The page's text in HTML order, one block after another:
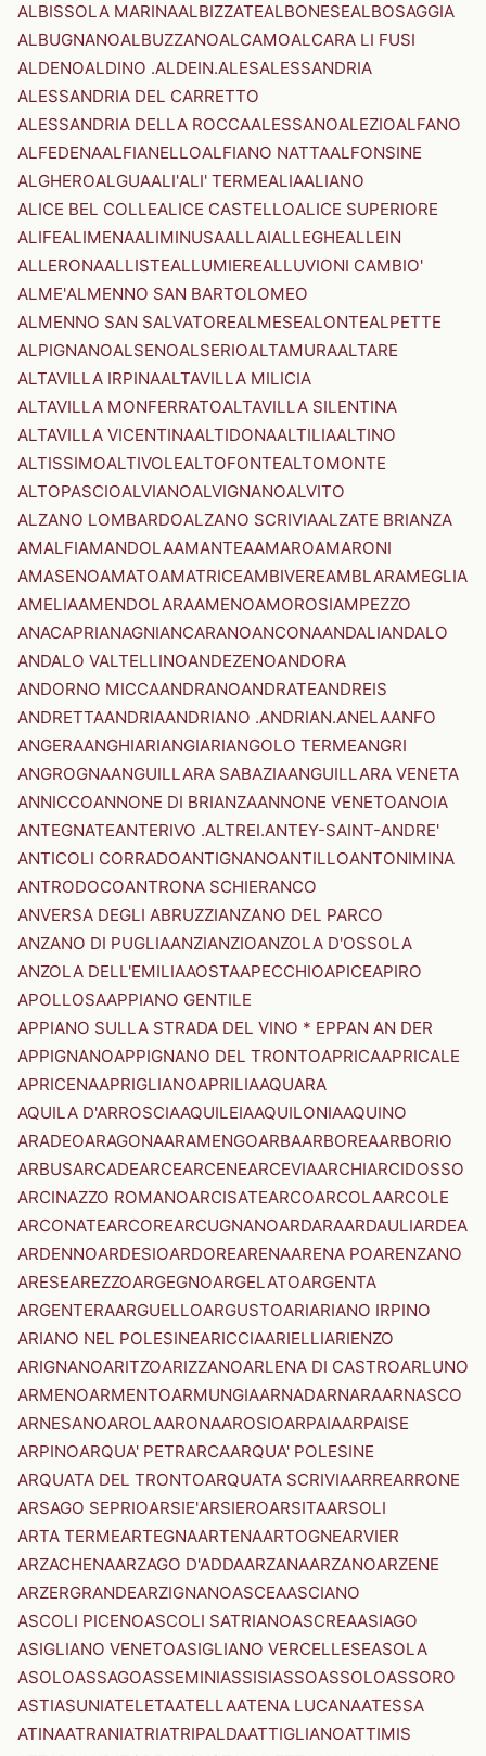
ALBISSOLA MARINAALBIZZATEALBONESEALBOSAGGIA
ALBUGNANOALBUZZANOALCAMOALCARA LI FUSI
ALDENOALDINO .ALDEIN.ALESALESSANDRIA
ALESSANDRIA DEL CARRETTO
ALESSANDRIA DELLA ROCCAALESSANOALEZIOALFANO
ALFEDENAALFIANELLOALFIANO NATTAALFONSINE
ALGHEROALGUAALI'ALI' TERMEALIAALIANO
ALICE BEL COLLEALICE CASTELLOALICE SUPERIORE
ALIFEALIMENAALIMINUSAALLAIALLEGHEALLEIN
ALLERONAALLISTEALLUMIEREALLUVIONI CAMBIO'
ALME'ALMENNO SAN BARTOLOMEO
ALMENNO SAN SALVATOREALMESEALONTEALPETTE
ALPIGNANOALSENOALSERIOALTAMURAALTARE
ALTAVILLA IRPINAALTAVILLA MILICIA
ALTAVILLA MONFERRATOALTAVILLA SILENTINA
ALTAVILLA VICENTINAALTIDONAALTILIAALTINO
ALTISSIMOALTIVOLEALTOFONTEALTOMONTE
ALTOPASCIOALVIANOALVIGNANOALVITO
ALZANO LOMBARDOALZANO SCRIVIAALZATE BRIANZA
AMALFIAMANDOLAAMANTEAAMAROAMARONI
AMASENOAMATOAMATRICEAMBIVEREAMBLARAMEGLIA
AMELIAAMENDOLARAAMENOAMOROSIAMPEZZO
ANACAPRIANAGNIANCARANOANCONAANDALIANDALO
ANDALO VALTELLINOANDEZENOANDORA
ANDORNO MICCAANDRANOANDRATEANDREIS
ANDRETTAANDRIAANDRIANO .ANDRIAN.ANELAANFO
ANGERAANGHIARIANGIARIANGOLO TERMEANGRI
ANGROGNAANGUILLARA SABAZIAANGUILLARA VENETA
ANNICCOANNONE DI BRIANZAANNONE VENETOANOIA
ANTEGNATEANTERIVO .ALTREI.ANTEY-SAINT-ANDRE'
ANTICOLI CORRADOANTIGNANOANTILLOANTONIMINA
ANTRODOCOANTRONA SCHIERANCO
ANVERSA DEGLI ABRUZZIANZANO DEL PARCO
ANZANO DI PUGLIAANZIANZIOANZOLA D'OSSOLA
ANZOLA DELL'EMILIAAOSTAAPECCHIOAPICEAPIRO
APOLLOSAAPPIANO GENTILE
APPIANO SULLA STRADA DEL VINO * EPPAN AN DER
APPIGNANOAPPIGNANO DEL TRONTOAPRICAAPRICALE
APRICENAAPRIGLIANOAPRILIAAQUARA
AQUILA D'ARROSCIAAQUILEIAAQUILONIAAQUINO
ARADEOARAGONAARAMENGOARBAARBOREAARBORIO
ARBUSARCADEARCEARCENEARCEVIAARCHIARCIDOSSO
ARCINAZZO ROMANOARCISATEARCOARCOLAARCOLE
ARCONATEARCOREARCUGNANOARDARAARDAULIARDEA
ARDENNOARDESIOARDOREARENAARENA POARENZANO
ARESEAREZZOARGEGNOARGELATOARGENTA
ARGENTERAARGUELLOARGUSTOARIARIANO IRPINO
ARIANO NEL POLESINEARICCIAARIELLIARIENZO
ARIGNANOARITZOARIZZANOARLENA DI CASTROARLUNO
ARMENOARMENTOARMUNGIAARNADARNARAARNASCO
ARNESANOAROLAARONAAROSIOARPAIAARPAISE
ARPINOARQUA' PETRARCAARQUA' POLESINE
ARQUATA DEL TRONTOARQUATA SCRIVIAARREARRONE
ARSAGO SEPRIOARSIE'ARSIEROARSITAARSOLI
ARTA TERMEARTEGNAARTENAARTOGNEARVIER
ARZACHENAARZAGO D'ADDAARZANAARZANOARZENE
ARZERGRANDEARZIGNANOASCEAASCIANO
ASCOLI PICENOASCOLI SATRIANOASCREAASIAGO
ASIGLIANO VENETOASIGLIANO VERCELLESEASOLA
ASOLOASSAGOASSEMINIASSISIASSOASSOLOASSORO
ASTIASUNIATELETAATELLAATENA LUCANAATESSA
ATINAATRANIATRIATRIPALDAATTIGLIANOATTIMIS